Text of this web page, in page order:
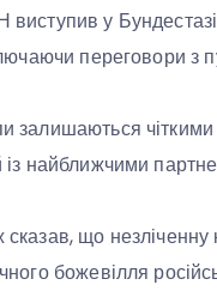
у
переговори з
залишаються чіткими
із найближчими
що незліченну
божевілля